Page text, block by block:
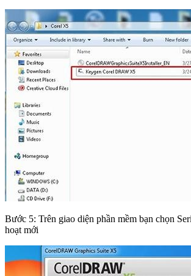
Bước 5: Trên giao diện phần mềm bạn chọn
hoạt mới